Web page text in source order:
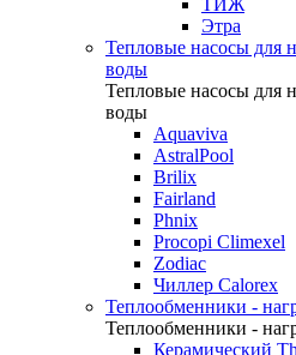
ТИЖ
Этра
Тепловые насосы для
воды
Тепловые насосы для
воды
Aquaviva
AstralPool
Brilix
Fairland
Phnix
Procopi Climexel
Zodiac
Чиллер Calorex
Теплообменники -
Теплообменники -
Керамический